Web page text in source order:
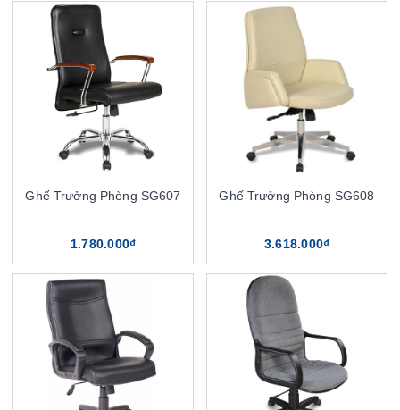
Ghế Trưởng Phòng SG607
1.780.000₫
Ghế Trưởng Phòng SG608
3.618.000₫